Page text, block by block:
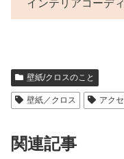
インテリアコーデ
壁紙/クロスのこと
壁紙／クロス アク
関連記事